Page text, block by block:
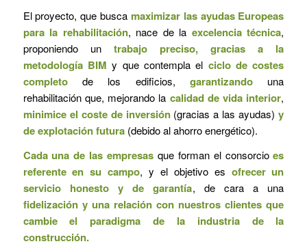
El proyecto, que busca maximizar las ayudas Europeas
para la rehabilitación, nace de la excelencia técnica,
proponiendo un trabajo preciso, gracias a la
metodología BIM y que contempla el ciclo de costes
completode los edificios,garantizando una
rehabilitación que, mejorando la calidad de vida interior,
minimice el coste de inversión(gracias a las ayudas)y
de explotación futura(debido al ahorro energético).
Cada una de las empresas que forman el consorcioes
referente en su campo, y el objetivo es ofrecer un
servicio honesto y de garantía, de cara a una
fidelización y una relación con nuestros clientes que
cambie el paradigma de la industria de la
construcción.